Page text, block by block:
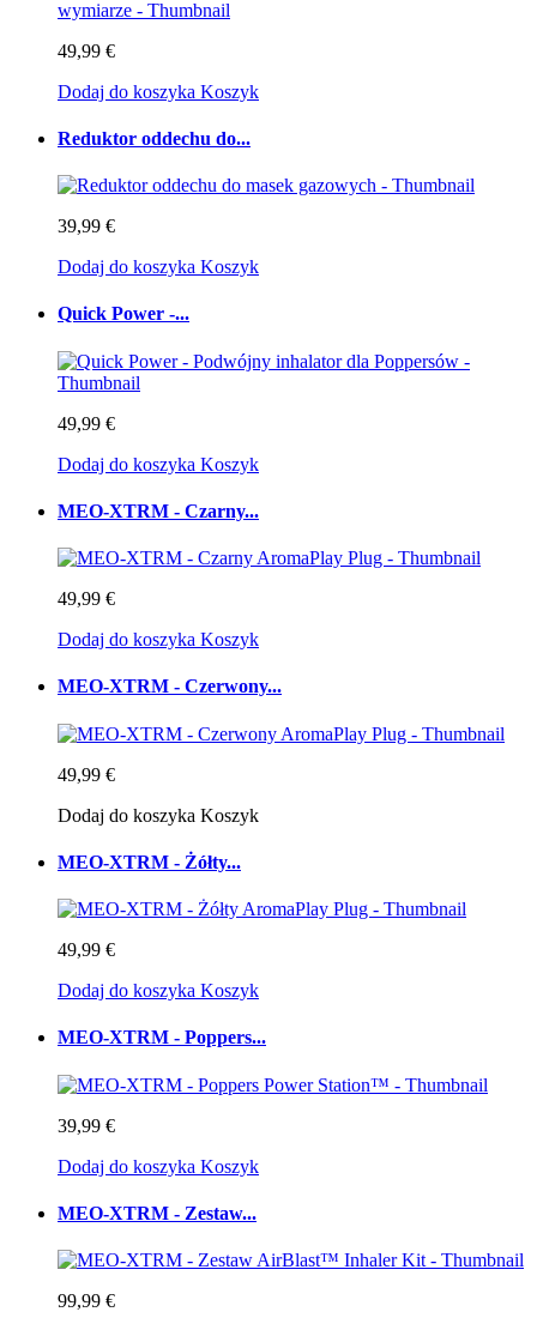
49,99 €
Dodaj do koszyka Koszyk
Reduktor oddechu do...
39,99 €
Dodaj do koszyka Koszyk
Quick Power -...
49,99 €
Dodaj do koszyka Koszyk
MEO-XTRM - Czarny...
49,99 €
Dodaj do koszyka Koszyk
MEO-XTRM - Czerwony...
49,99 €
Dodaj do koszyka Koszyk
MEO-XTRM - Żółty...
49,99 €
Dodaj do koszyka Koszyk
MEO-XTRM - Poppers...
39,99 €
Dodaj do koszyka Koszyk
MEO-XTRM - Zestaw...
99,99 €